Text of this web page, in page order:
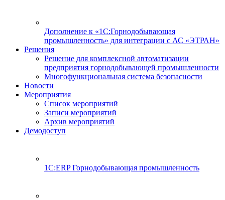
Дополнение к «1С:Горнодобывающая
промышленность» для интеграции с АС «ЭТРАН»
Решения
Решение для комплексной автоматизации
предприятия горнодобывающей промышленности
Многофункциональная система безопасности
Новости
Мероприятия
Список мероприятий
Записи мероприятий
Архив мероприятий
Демодоступ
1С:ERP Горнодобывающая промышленность